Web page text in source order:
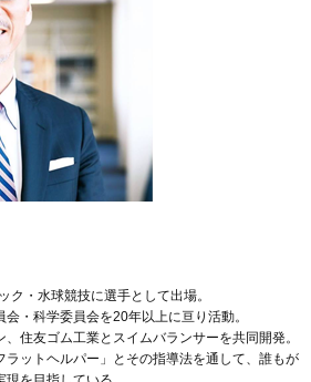
ク・水球競技に選手として出場。
・科学委員会を20年以上に亘り活動。
住友ゴム工業とスイムバランサーを共同開発。
ラットヘルパー」とその指導法を通して、誰もが